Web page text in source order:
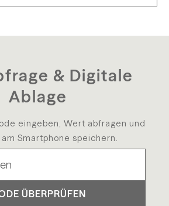
& Digitale
Ablage
eingeben, Wert abfragen und
Smartphone speichern.
ÜBERPRÜFEN